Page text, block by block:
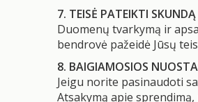
7. TEISĖ PATEIKTI
Duomenų tvarkymą ir
bendrovė pažeidė Jūsų
8. BAIGIAMOSIOS
Jeigu norite pasinaudoti
Atsakymą apie